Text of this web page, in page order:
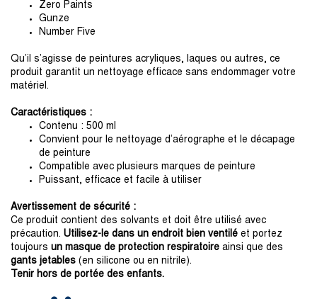
Zero Paints
Gunze
Number Five
Qu’il s’agisse de peintures acryliques, laques ou autres, ce
produit garantit un nettoyage efficace sans endommager votre
matériel.
Caractéristiques :
Contenu : 500 ml
Convient pour le nettoyage d’aérographe et le décapage
de peinture
Compatible avec plusieurs marques de peinture
Puissant, efficace et facile à utiliser
Avertissement de sécurité :
Ce produit contient des solvants et doit être utilisé avec
précaution. Utilisez-le dans un endroit bien ventilé et portez
toujours un masque de protection respiratoire ainsi que des
gants jetables (en silicone ou en nitrile).
Tenir hors de portée des enfants.